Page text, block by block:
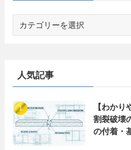
人気記事
【わか
割裂破壊
の付着・